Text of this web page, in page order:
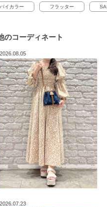
バイカラー フラッター
のコーディネート
2026.08.05
2026.07.23